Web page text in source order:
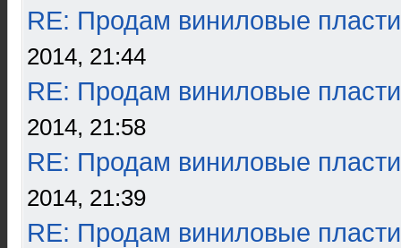
RE: Продам виниловые
2014, 21:44
RE: Продам виниловые
2014, 21:58
RE: Продам виниловые
2014, 21:39
RE: Продам виниловые